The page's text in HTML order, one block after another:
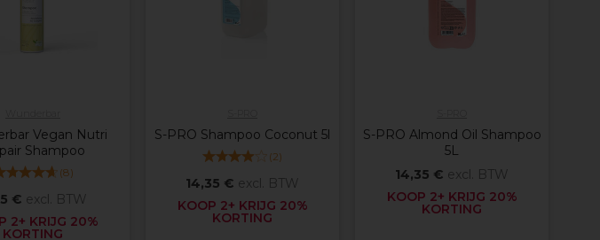
Vegan Nutri
Shampoo
(8)
€ excl. BTW
2+ KRIJG 20%
KORTING
S-PRO Shampoo Coconut 5l
(2)
14,35 € excl. BTW
KOOP 2+ KRIJG 20%
KORTING
S-PRO Almond Oil Shampoo
5L
14,35 € excl. BTW
KOOP 2+ KRIJG 20%
KORTING